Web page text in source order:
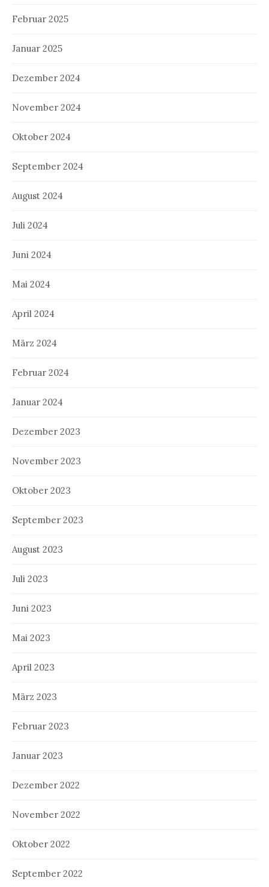
Februar 2025
Januar 2025
Dezember 2024
November 2024
Oktober 2024
September 2024
August 2024
Juli 2024
Juni 2024
Mai 2024
April 2024
März 2024
Februar 2024
Januar 2024
Dezember 2023
November 2023
Oktober 2023
September 2023
August 2023
Juli 2023
Juni 2023
Mai 2023
April 2023
März 2023
Februar 2023
Januar 2023
Dezember 2022
November 2022
Oktober 2022
September 2022